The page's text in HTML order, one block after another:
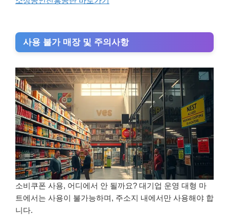
사용 불가 매장 및 주의사항
소비쿠폰 사용, 어디에서 안 될까요? 대기업 운영 대형 마
트에서는 사용이 불가능하며, 주소지 내에서만 사용해야 합
니다.